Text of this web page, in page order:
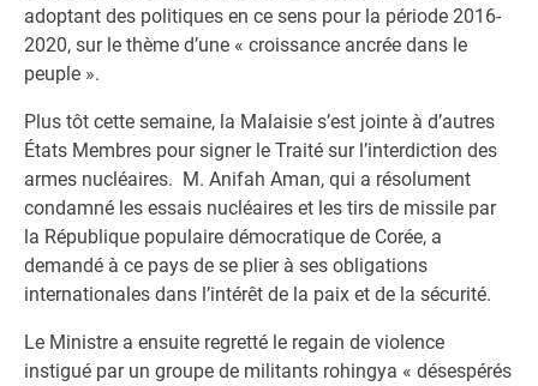
adoptant des politiques en ce sens pour la période 2016-
2020, sur le thème d’une « croissance ancrée dans le
peuple ».
Plus tôt cette semaine, la Malaisie s’est jointe à d’autres
États Membres pour signer le Traité sur l’interdiction des
armes nucléaires. M. Anifah Aman, qui a résolument
condamné les essais nucléaires et les tirs de missile par
la République populaire démocratique de Corée, a
demandé à ce pays de se plier à ses obligations
internationales dans l’intérêt de la paix et de la sécurité.
Le Ministre a ensuite regretté le regain de violence
instigué par un groupe de militants rohingya « désespérés